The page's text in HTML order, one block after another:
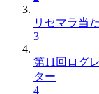
リセマラ当
3
第11回ログ
ター
4